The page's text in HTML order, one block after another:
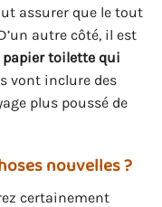
assurer que le tout
autre côté, il est
papier toilette qui
vont inclure des
plus poussé de
nouvelles ?
certainement